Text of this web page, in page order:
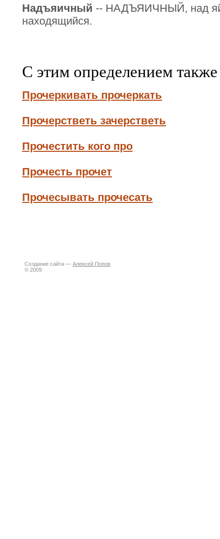
Надъяичный -- НАДЪЯИЧНЫЙ, над
находящийся.
С этим определением
Прочеркивать прочеркать
Прочерстветь зачерстветь
Прочестить кого про
Прочесть прочет
Прочесывать прочесать
Создание сайта — Алексей Попов
© 2009